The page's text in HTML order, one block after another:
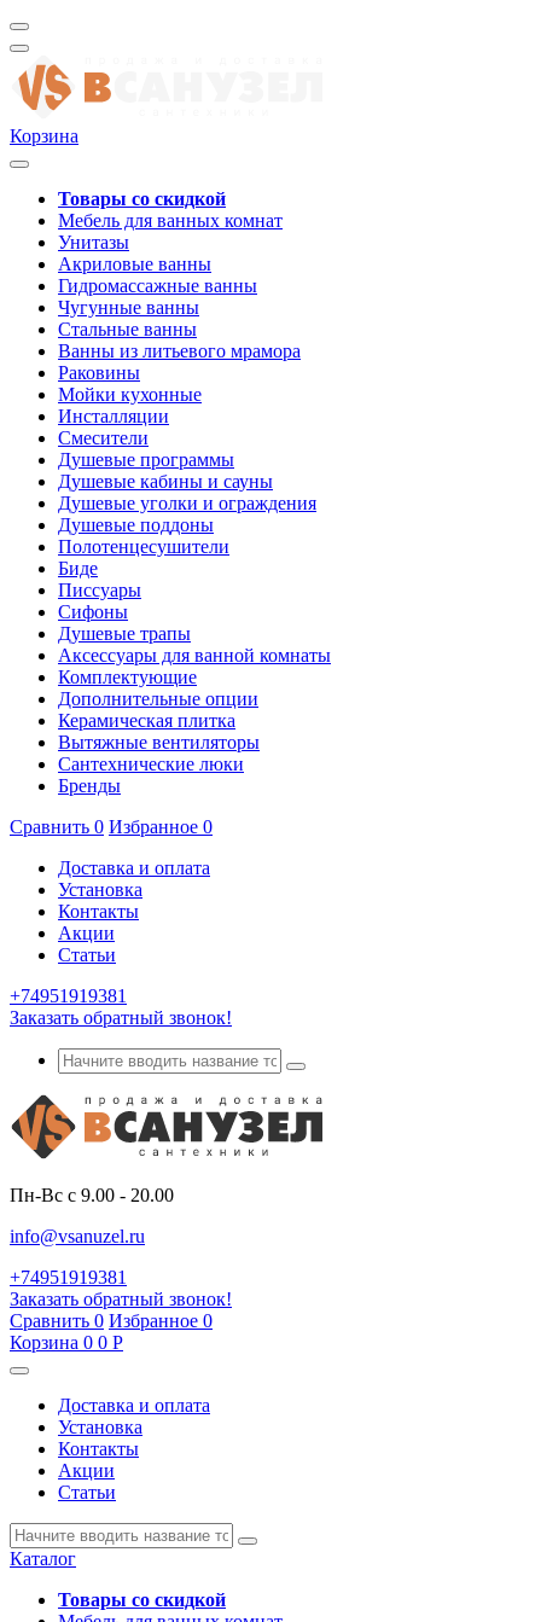
Корзина
Товары со скидкой
Мебель для ванных комнат
Унитазы
Акриловые ванны
Гидромассажные ванны
Чугунные ванны
Стальные ванны
Ванны из литьевого мрамора
Раковины
Мойки кухонные
Инсталляции
Смесители
Душевые программы
Душевые кабины и сауны
Душевые уголки и ограждения
Душевые поддоны
Полотенцесушители
Биде
Писсуары
Сифоны
Душевые трапы
Аксессуары для ванной комнаты
Комплектующие
Дополнительные опции
Керамическая плитка
Вытяжные вентиляторы
Сантехнические люки
Бренды
Сравнить 0 Избранное 0
Доставка и оплата
Установка
Контакты
Акции
Статьи
+74951919381
Заказать обратный звонок!
Пн-Вс с 9.00 - 20.00
info@vsanuzel.ru
+74951919381
Заказать обратный звонок!
Сравнить 0 Избранное 0
Корзина 0 0 Р
Доставка и оплата
Установка
Контакты
Акции
Статьи
Каталог
Товары со скидкой